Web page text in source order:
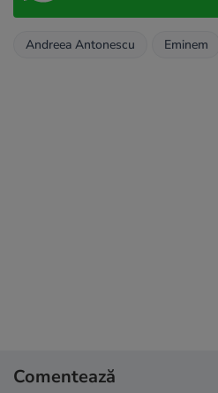
Andreea Antonescu Eminem
Comentează